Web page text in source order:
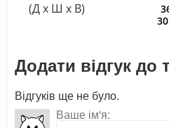
(Д x Ш x В)
Додати відгук до
Відгуків ще не було.
Ваше ім'я: